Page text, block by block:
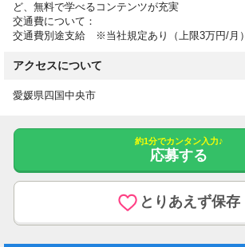
ど、無料で学べるコンテンツが充実
交通費について：
交通費別途支給 ※当社規定あり（上限3万円/月）
アクセスについて
愛媛県四国中央市
約1分でカンタン入力♪
応募する
とりあえず保存